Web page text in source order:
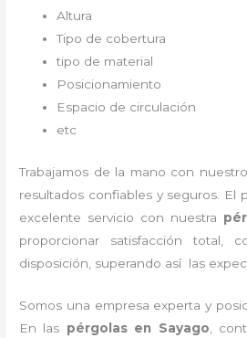
Altura
Tipo de cobertura
tipo de material
Posicionamiento
Espacio de circulación
etc
Trabajamos de la mano con
resultados confiables y seguros. El
excelente servicio con nuestra
proporcionar satisfacción total,
disposición, superando así las
Somos una empresa experta y
En las pérgolasen Sayago,